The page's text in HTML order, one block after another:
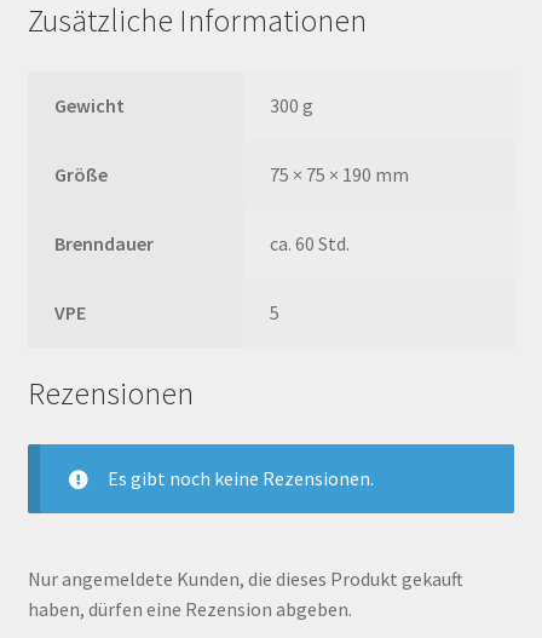
Zusätzliche Informationen
Gewicht 300 g
Größe 75 × 75 × 190 mm
Brenndauer ca. 60 Std.
VPE 5
Rezensionen
Es gibt noch keine Rezensionen.
Nur angemeldete Kunden, die dieses Produkt gekauft
haben, dürfen eine Rezension abgeben.